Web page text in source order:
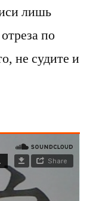
лишь
по
не судите и